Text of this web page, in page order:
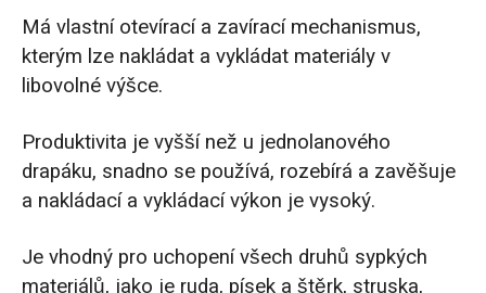
Má vlastní otevírací a zavírací mechanismus,
kterým lze nakládat a vykládat materiály v
libovolné výšce.
Produktivita je vyšší než u jednolanového
drapáku, snadno se používá, rozebírá a zavěšuje
a nakládací a vykládací výkon je vysoký.
Je vhodný pro uchopení všech druhů sypkých
materiálů, jako je ruda, písek a štěrk, struska,